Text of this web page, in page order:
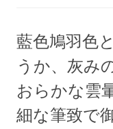
藍色鳩羽色
うか、灰み
おらかな雲
細な筆致で